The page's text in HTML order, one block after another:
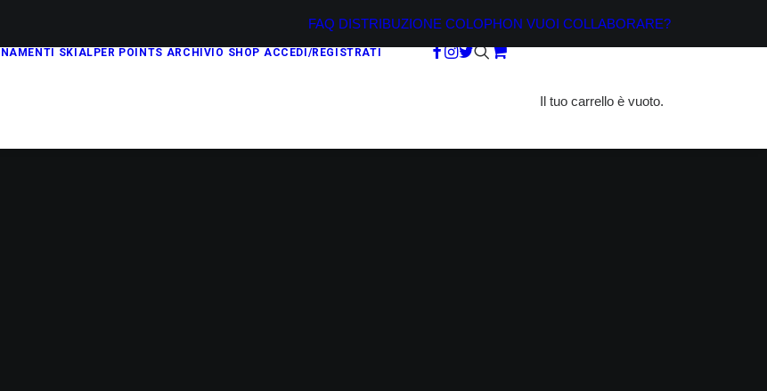
FAQ DISTRIBUZIONE COLOPHON VUOI COLLABORARE?
SKIALPER POINTS ARCHIVIO SHOP ACCEDI/REGISTRATI
Il tuo carrello è vuoto.